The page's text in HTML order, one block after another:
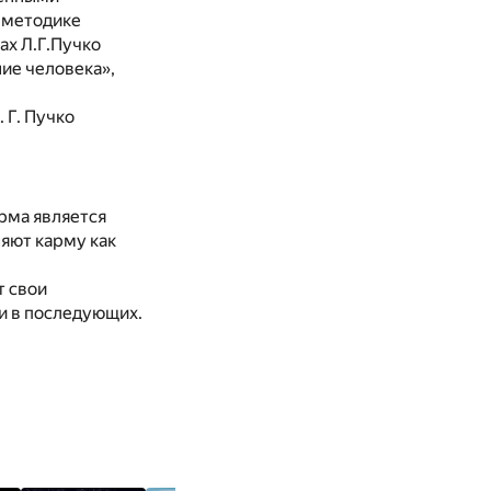
Л.Г.Пучко
человека»,
Г. Пучко
является
карму как
свои
в последующих.